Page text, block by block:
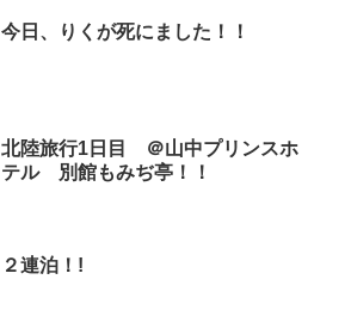
今日、りくが死にました！！
北陸旅行1日目 ＠山中プリンスホ
テル 別館もみぢ亭！！
２連泊！!